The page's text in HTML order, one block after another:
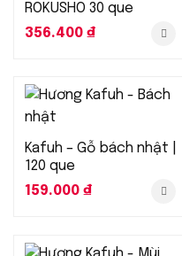
ROKUSHO 30 que
356.400 ₫
Kafuh – Gỗ bách nhật |
120 que
159.000 ₫